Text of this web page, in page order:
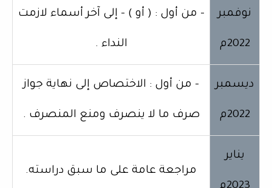
نوفمبر
2022م
- من أول : ( أو ) - إلى آخر أسماء لازمت
النداء .
ديسمبر
2022م
- من أول : الاختصاص إلى نهاية جواز
صرف ما لا ينصرف ومنع المنصرف .
يناير
مراجعة عامة على ما سبق دراسته.